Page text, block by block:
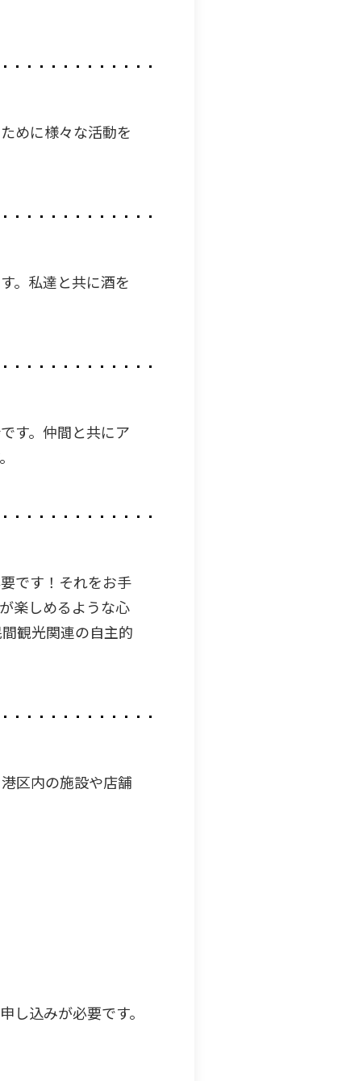
めに様々な活動を
。私達と共に酒を
す。仲間と共にア
です！それをお手
楽しめるような心
観光関連の自主的
区内の施設や店舗
込みが必要です。